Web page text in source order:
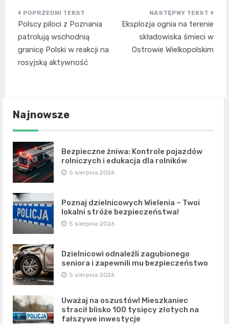
Nawigacja
wpisu
Polscy piloci z Poznania
patrolują wschodnią
granicę Polski w reakcji na
rosyjską aktywność
Eksplozja ognia na terenie
składowiska śmieci w
Ostrowie Wielkopolskim
Najnowsze
Bezpieczne żniwa: Kontrole pojazdów
rolniczych i edukacja dla rolników
5 sierpnia 2026
Poznaj dzielnicowych Wielenia – Twoi
lokalni stróże bezpieczeństwa!
5 sierpnia 2026
Dzielnicowi odnaleźli zagubionego
seniora i zapewnili mu bezpieczeństwo
5 sierpnia 2026
Uważaj na oszustów! Mieszkaniec
stracił blisko 100 tysięcy złotych na
fałszywe inwestycje